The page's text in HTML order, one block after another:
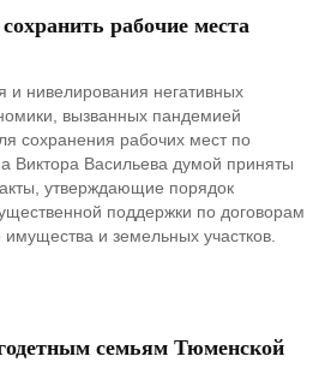
рабочие места
и нивелирования негативных
вызванных пандемией
сохранения рабочих мест по
Виктора Васильева думой приняты
утверждающие порядок
поддержки по договорам
и земельных участков.
семьям Тюменской